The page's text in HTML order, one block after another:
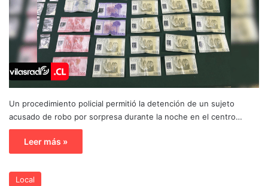
Un procedimiento policial permitió la detención de un sujeto
acusado de robo por sorpresa durante la noche en el centro…
Leer más »
Local